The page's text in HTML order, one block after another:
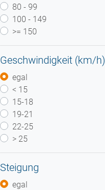
80 - 99
100 - 149
>= 150
Geschwindigkeit (km/h)
egal
< 15
15-18
19-21
22-25
> 25
Steigung
egal